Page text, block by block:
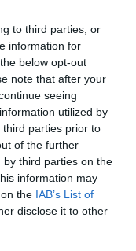
to third parties, or
information for
below opt-out
note that after your
seeing
utilized by
parties prior to
of the further
third parties on the
information may
the IAB’s List of
disclose it to other